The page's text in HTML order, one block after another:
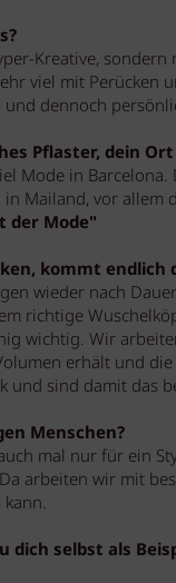
Kreative,
viel mit Perücken
dennoch
Pflaster, dein
Mode in
Mailand, vor
der Mode"
kommt endlich
wieder nach
richtige
wichtig. Wir
erhält und
sind damit das
Menschen?
mal nur für ein
arbeiten wir mit
dich selbst als